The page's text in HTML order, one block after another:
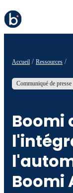
Accueil Ressources
Communiqué de presse
Boomi
Boomi